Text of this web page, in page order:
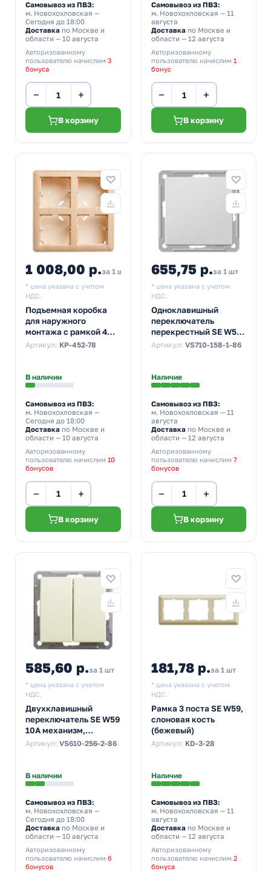
Самовывоз из ПВЗ:
м. Новохохловская —
Сегодня до 18:00
Доставка по Москве и
области — 10 августа
Авторизованному
пользователю начислим 3
бонуса
− +
В корзину
Самовывоз из ПВЗ:
м. Новохохловская — 11
августа
Доставкапо Москве и
области — 12 августа
Авторизованному
пользователю начислим 1
бонус
− +
В корзину
1 008,00 р.за 1 шт
* цена указана с учетом
НДС.
Подъемная коробка
для наружного
монтажа с рамкой 4
поста SE W59, сосна
Артикул: KP-452-78
В наличии
Самовывоз из ПВЗ:
м. Новохохловская —
Сегодня до 18:00
Доставка по Москве и
области — 10 августа
Авторизованному
пользователю начислим 10
бонусов
− +
В корзину
655,75 р.за 1 шт
* цена указана с учетом
НДС.
Одноклавишный
переключатель
перекрестный SE W59
10A механизм, белый
Артикул: VS710-158-1-86
Наличие
Самовывоз из ПВЗ:
м. Новохохловская — 11
августа
Доставкапо Москве и
области — 12 августа
Авторизованному
пользователю начислим 7
бонусов
− +
В корзину
585,60 р.за 1 шт
* цена указана с учетом
НДС.
Двухклавишный
переключатель SE W59
10A механизм,
слоновая кость
Артикул: VS610-256-2-86
В наличии
Самовывоз из ПВЗ:
м. Новохохловская —
Сегодня до 18:00
Доставка по Москве и
области — 10 августа
Авторизованному
пользователю начислим 6
бонусов
181,78 р.за 1 шт
* цена указана с учетом
НДС.
Рамка 3 поста SE W59,
слоновая кость
(бежевый)
Артикул: KD-3-28
Наличие
Самовывоз из ПВЗ:
м. Новохохловская — 11
августа
Доставкапо Москве и
области — 12 августа
Авторизованному
пользователю начислим 2
бонуса